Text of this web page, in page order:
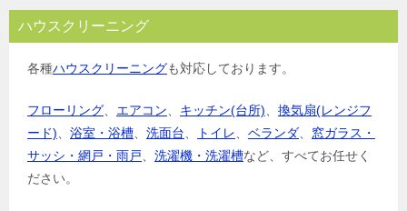
ハウスクリーニング
各種ハウスクリーニングも対応しております。
フローリング エアコン キッチン(台所)
換気扇(レンジフ
ード)
浴室・浴槽 洗面台 トイレ ベランダ
窓ガラス・
サッシ・網戸・雨戸
洗濯機・洗濯槽など、すべてお任せく
ださい。